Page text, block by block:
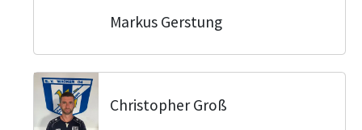
Markus Gerstung
Christopher Groß